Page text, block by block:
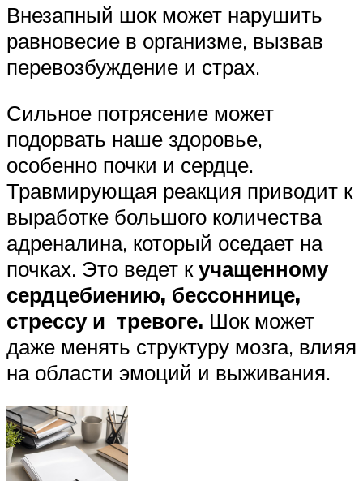
Внезапный шок может нарушить
равновесие в организме, вызвав
перевозбуждение и страх.
Сильное потрясение может
подорвать наше здоровье,
особенно почки и сердце.
Травмирующая реакция приводит к
выработке большого количества
адреналина, который оседает на
почках. Это ведет кучащенному
сердцебиению, бессоннице,
стрессу и тревоге. Шок может
даже менять структуру мозга, влияя
на области эмоций и выживания.